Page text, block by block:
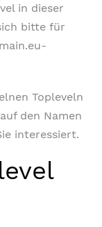
in dieser
bitte für
Topleveln
den Namen
interessiert.